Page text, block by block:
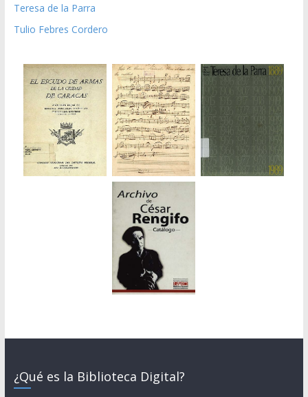
Teresa de la Parra
Tulio Febres Cordero
¿Qué es la Biblioteca Digital?